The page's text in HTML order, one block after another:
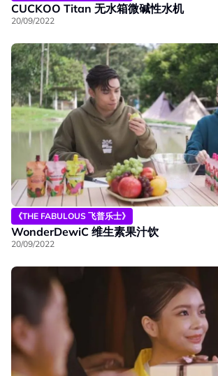
CUCKOO Titan 无水箱微碱性水机
20/09/2022
《THE FABULOUS 飞普乐士》
WonderDewiC 维生素果汁饮
20/09/2022